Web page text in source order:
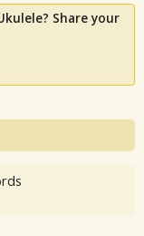
Share your